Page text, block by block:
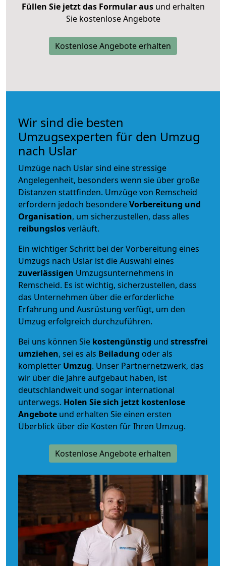
Füllen Sie jetzt das Formular ausund erhalten
Sie kostenlose Angebote
Kostenlose Angebote erhalten
Wir sind die besten
Umzugsexperten für den Umzug
nach Uslar
Umzüge nach Uslar sind eine stressige
Angelegenheit, besonders wenn sie über große
Distanzen stattfinden. Umzüge von Remscheid
erfordern jedoch besondereVorbereitung und
Organisation, um sicherzustellen, dass alles
reibungslosverläuft.
Ein wichtiger Schritt bei der Vorbereitung eines
Umzugs nach Uslar ist die Auswahl eines
zuverlässigen Umzugsunternehmens in
Remscheid. Es ist wichtig, sicherzustellen, dass
das Unternehmen über die erforderliche
Erfahrung und Ausrüstung verfügt, um den
Umzug erfolgreich durchzuführen.
Bei uns können Sie kostengünstig und stressfrei
umziehen, sei es als Beiladung oder als
kompletter Umzug. Unser Partnernetzwerk, das
wir über die Jahre aufgebaut haben, ist
deutschlandweit und sogar international
unterwegs. Holen Sie sich jetzt kostenlose
Angebote und erhalten Sie einen ersten
Überblick über die Kosten für Ihren Umzug.
Kostenlose Angebote erhalten